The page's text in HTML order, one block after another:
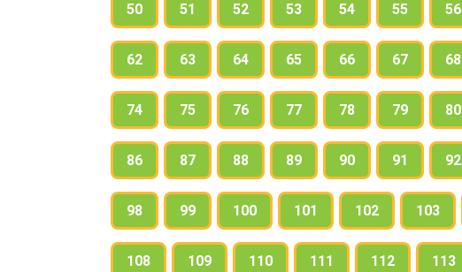
50 51 52 53 54 55 56
62 63 64 65 66 67 68
74 75 76 77 78 79 80
86 87 88 89 90 91 92
98 99 100 101 102 103
108 109 110 111 112 113